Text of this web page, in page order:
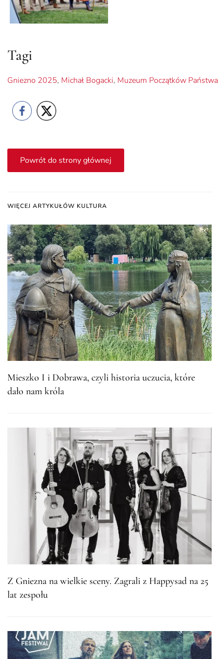
Tagi
Gniezno 2025, Michał Bogacki, Muzeum Początków
Powrót do strony głównej
WIĘCEJ ARTYKUŁÓW KULTURA
Mieszko I i Dobrawa, czyli historia uczucia, które
dało nam króla
Z Gniezna na wielkie sceny. Zagrali z Happysad na 25
lat zespołu